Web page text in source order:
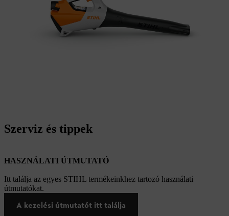
Szerviz és tippek
HASZNÁLATI ÚTMUTATÓ
Itt találja az egyes STIHL termékeinkhez tartozó használati
útmutatókat.
A kezelési útmutatót itt találja